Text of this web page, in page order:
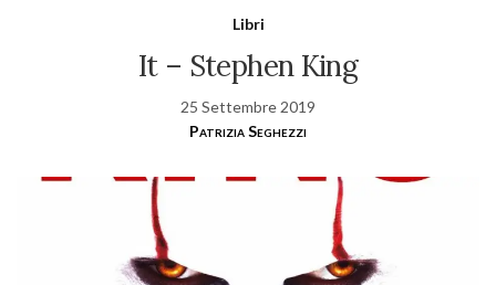
Libri
It – Stephen King
25 Settembre 2019
Patrizia Seghezzi